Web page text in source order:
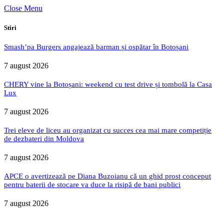
Close Menu
Stiri
Smash’pa Burgers angajează barman și ospătar în Botoșani
7 august 2026
CHERY vine la Botoșani: weekend cu test drive și tombolă la Casa
Lux
7 august 2026
Trei eleve de liceu au organizat cu succes cea mai mare competiție
de dezbateri din Moldova
7 august 2026
APCE o avertizează pe Diana Buzoianu că un ghid prost conceput
pentru baterii de stocare va duce la risipă de bani publici
7 august 2026